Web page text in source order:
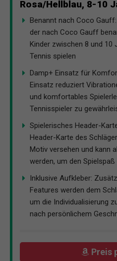
Rosa/Hellblau, 8-10
Benannt nach Coco
der nach Coco Gauff
Kinder zwischen 8 und 10
Tennis spielen
Damp+ Einsatz für
Einsatz reduziert
und komfortables
Tennisspieler zu
Spielerisches Header-
Header-Karte des
Motiv versehen und kann
werden, um den
Inklusive Aufkleber:
Features werden dem
um die Individualisierung
nach persönlichem
Preis